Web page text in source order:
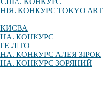
КОНКУРС
КОНКУРС TOKYO ART
КОНКУРС
ЛІТО
КОНКУРС АЛЕЯ ЗІРОК
КОНКУРС ЗОРЯНИЙ